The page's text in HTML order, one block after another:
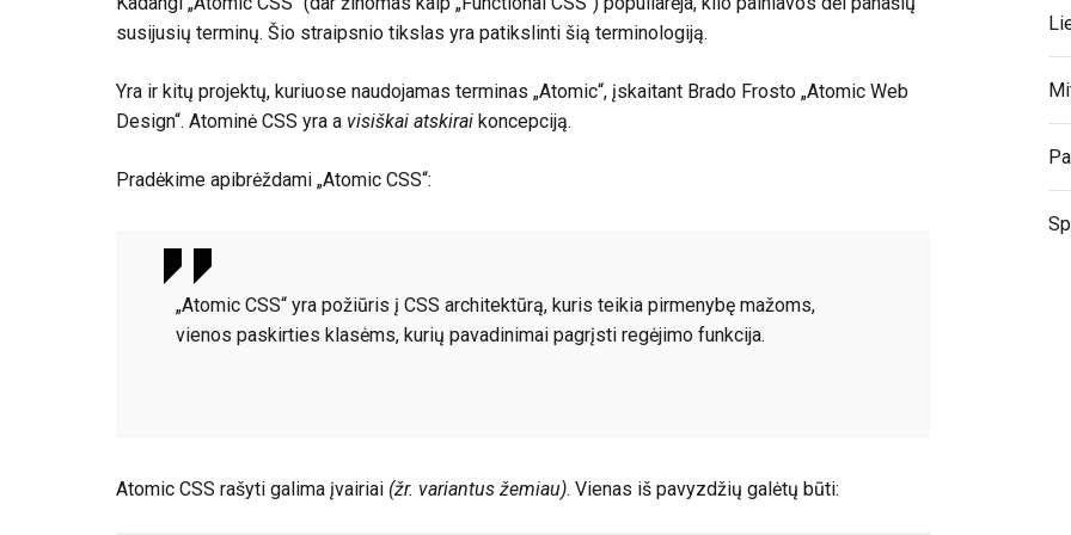
susijusių terminų. Šio straipsnio tikslas yra patikslinti šią terminologiją.
Yra ir kitų projektų, kuriuose naudojamas terminas „Atomic“, įskaitant Brado Frosto „Atomic Web
Design“. Atominė CSS yra a visiškai atskirai koncepciją.
Pradėkime apibrėždami „Atomic CSS“:
„Atomic CSS“ yra požiūris į CSS architektūrą, kuris teikia pirmenybę mažoms,
vienos paskirties klasėms, kurių pavadinimai pagrįsti regėjimo funkcija.
Atomic CSS rašyti galima įvairiai (žr. variantus žemiau). Vienas iš pavyzdžių galėtų būti: